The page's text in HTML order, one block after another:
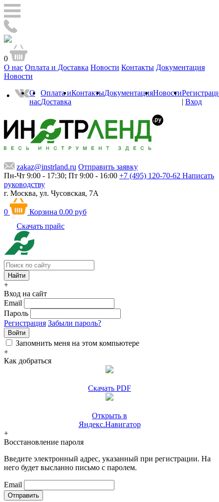
0
О нас Оплата и Доставка Новости Контакты Документация
Новости
О
нас
Оплата и
Доставка
КонтактыДокументацияНовости
| Вход
zakaz@instrland.ru Отправить заявку
Пн-Чт 9:00 - 17:30; Пт 9:00 - 16:00 +7 (495) 120-70-62 Написать
руководству
г. Москва, ул. Чусовская, 7А
0 Корзина 0.00 руб
Скачать прайс
+
Вход на сайт
Email
Пароль
Регистрация Забыли пароль?
Войти
Запомнить меня на этом компьютере
+
Как добраться
Скачать PDF
Открыть в
Яндекс.Навигатор
+
Восстановление пароля
Введите электронный адрес, указанный при регистрации. На
него будет высланно письмо с паролем.
Email